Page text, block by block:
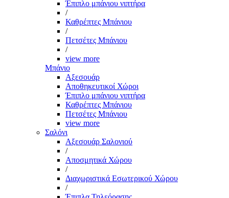
Έπιπλο μπάνιου νιπτήρα
/
Καθρέπτες Μπάνιου
/
Πετσέτες Μπάνιου
/
view more
Μπάνιο
Αξεσουάρ
Αποθηκευτικοί Χώροι
Έπιπλο μπάνιου νιπτήρα
Καθρέπτες Μπάνιου
Πετσέτες Μπάνιου
view more
Σαλόνι
Αξεσουάρ Σαλονιού
/
Αποσμητικά Χώρου
/
Διαχωριστικά Εσωτερικού Χώρου
/